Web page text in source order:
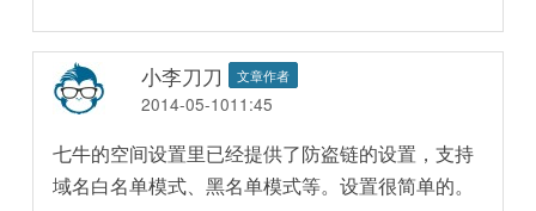
小李刀刀 文章作者
2014-05-1011:45
七牛的空间设置里已经提供了防盗链的设置，支持
域名白名单模式、黑名单模式等。设置很简单的。